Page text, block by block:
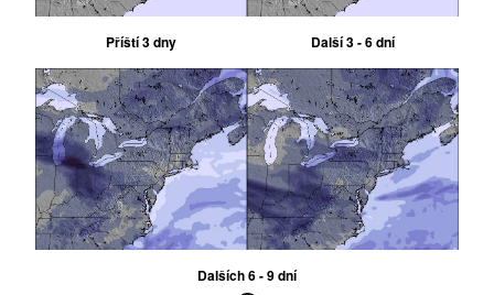
Příští 3 dny Další 3 - 6 dní
Dalších 6 - 9 dní